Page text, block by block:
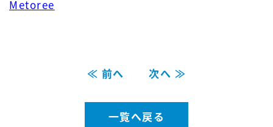
Metoree
≪ 前へ 次へ ≫
一覧へ戻る